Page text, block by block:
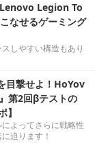
Legion To
なせるゲーミング
しやすい構造もあり
目撃せよ！HoYov
第2回βテストの
よってさらに戦略性
迫ります！